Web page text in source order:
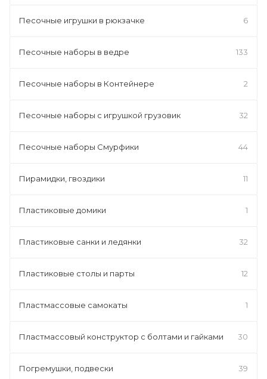
Песочные игрушки в рюкзачке 6
Песочные наборы в ведре 133
Песочные наборы в Контейнере 2
Песочные наборы с игрушкой грузовик 32
Песочные наборы Смурфики 44
Пирамидки, гвоздики 11
Пластиковые домики 1
Пластиковые санки и ледянки 32
Пластиковые столы и парты 12
Пластмассовые самокаты 1
Пластмассовый конструктор с болтами и гайками 30
Погремушки, подвески 39